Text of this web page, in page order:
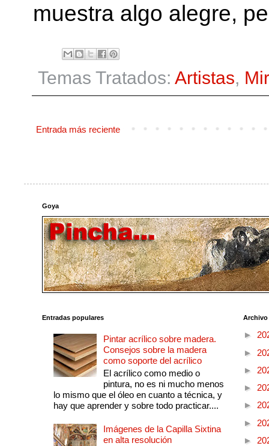
muestra algo alegre,
Temas Tratados: Artistas,
Entrada más reciente
Goya
Entradas populares
Pintar acrílico sobre madera.
Consejos sobre la madera
como soporte del acrílico
El acrílico como medio o
pintura, no es ni mucho menos
lo mismo que el óleo en cuanto a técnica, y
hay que aprender y sobre todo practicar....
Imágenes de la Capilla Sixtina
en alta resolución
►
►
►
►
►
►
►